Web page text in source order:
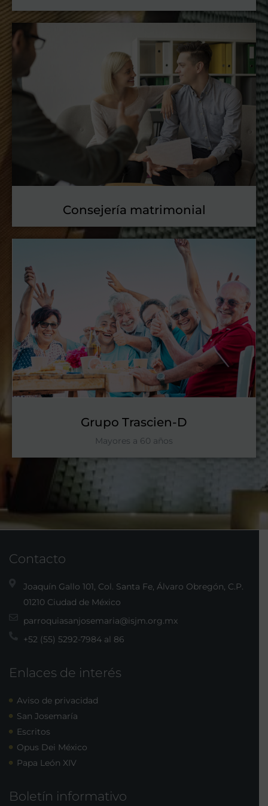
Consejería matrimonial
Grupo Trascien-D
Mayores a 60 años
Contacto
Joaquín Gallo 101, Col. Santa Fe, Álvaro Obregón, C.P.
01210 Ciudad de México
parroquiasanjosemaria@isjm.org.mx
+52 (55) 5292-7984 al 86
Enlaces de interés
Aviso de privacidad
San Josemaría
Escritos
Opus Dei México
Papa León XIV
Boletín informativo